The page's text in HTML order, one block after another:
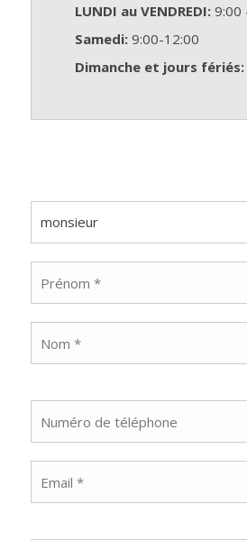
LUNDI au VENDREDI:9:00
Samedi:9:00-12:00
Dimanche et jours fériés: